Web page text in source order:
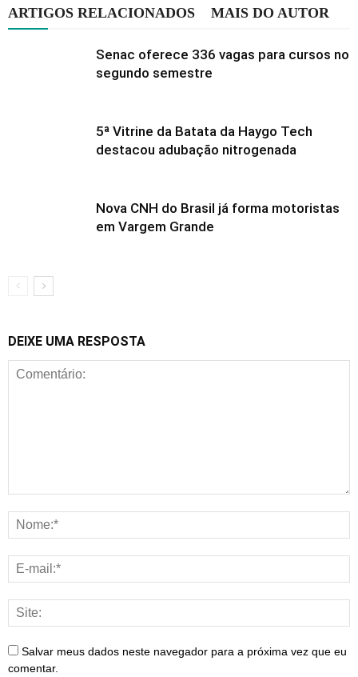
ARTIGOS RELACIONADOS MAIS DO AUTOR
Senac oferece 336 vagas para cursos no
segundo semestre
5ª Vitrine da Batata da Haygo Tech
destacou adubação nitrogenada
Nova CNH do Brasil já forma motoristas
em Vargem Grande
DEIXE UMA RESPOSTA
Salvar meus dados neste navegador para a próxima vez que eu
comentar.